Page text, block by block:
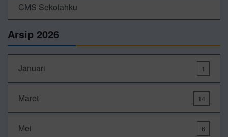
CMS Sekolahku
Arsip 2026
Januari 1
Maret 14
Mei 6